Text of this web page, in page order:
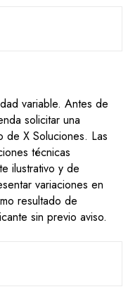
variable. Antes de
solicitar una
de X Soluciones. Las
técnicas
ilustrativo y de
variaciones en
resultado de
sin previo aviso.